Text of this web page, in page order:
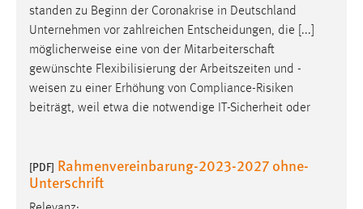
standen zu Beginn der Coronakrise in Deutschland
Unternehmen vor zahlreichen Entscheidungen, die [...]
möglicherweise eine von der Mitarbeiterschaft
gewünschte Flexibilisierung der Arbeitszeiten und -
weisen zu einer Erhöhung von Compliance-Risiken
beiträgt, weil etwa die notwendige IT-Sicherheit oder
[PDF] Rahmenvereinbarung-2023-2027 ohne-
Unterschrift
_fbp
Anbieter:
Facebook
Zweck:
Conversion-Tracking